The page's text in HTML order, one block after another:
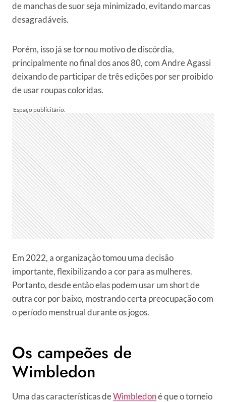
de manchas de suor seja minimizado, evitando marcas
desagradáveis.
Porém, isso já se tornou motivo de discórdia,
principalmente no final dos anos 80, com Andre Agassi
deixando de participar de três edições por ser proibido
de usar roupas coloridas.
Em 2022, a organização tomou uma decisão
importante, flexibilizando a cor para as mulheres.
Portanto, desde então elas podem usar um short de
outra cor por baixo, mostrando certa preocupação com
o período menstrual durante os jogos.
Os campeões de
Wimbledon
Uma das características deWimbledoné que o torneio